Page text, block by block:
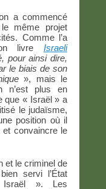
a commencé
même projet
Comme l’a
livre Israeli
pour ainsi dire,
le biais de son
», mais le
n’est plus en
que « Israël » a
le judaïsme,
position où il
et convaincre le
et le criminel de
servi l’État
Israël ». Les